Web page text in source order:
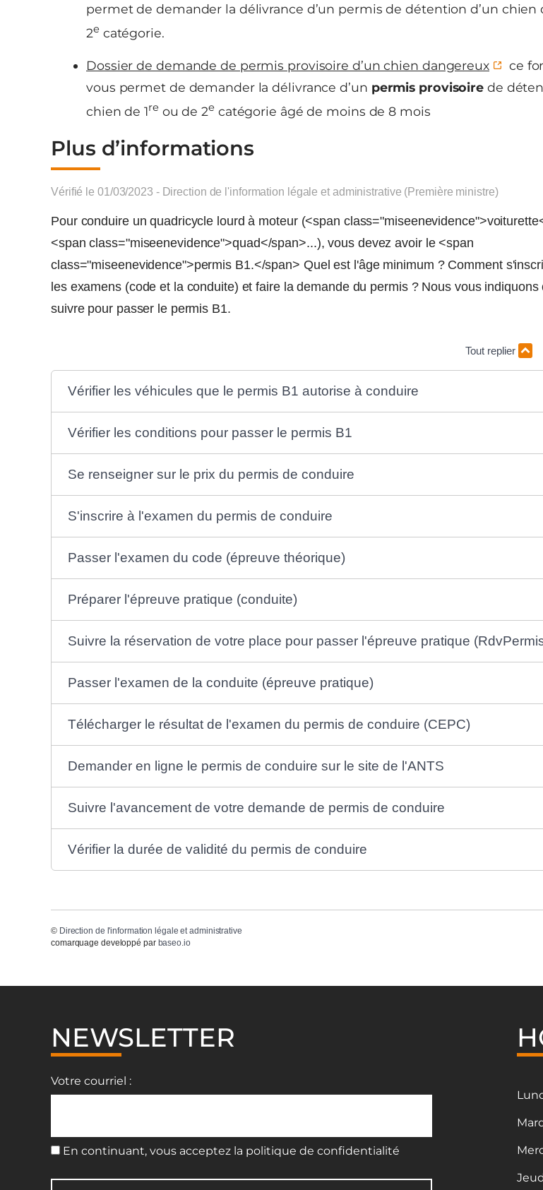
permet de demander la délivrance d’un permis de détention d’un chien
2e catégorie.
Dossier de demande de permis provisoire d’un chien dangereux
ce
vous permet de demander la délivrance d’un permis provisoire de
chien de 1re ou de 2e catégorie âgé de moins de 8 mois
Plus d’informations
Vérifié le 01/03/2023 - Direction de l'information légale et administrative (Première ministre)
Pour conduire un quadricycle lourd à moteur (<span
<span class="miseenevidence">quad</span>...), vous devez avoir le <span
class="miseenevidence">permis B1.</span> Quel est l'âge minimum ? Comment
les examens (code et la conduite) et faire la demande du permis ? Nous vous indiquons
suivre pour passer le permis B1.
Tout replier
Vérifier les véhicules que le permis B1 autorise à conduire
Vérifier les conditions pour passer le permis B1
Se renseigner sur le prix du permis de conduire
S'inscrire à l'examen du permis de conduire
Passer l'examen du code (épreuve théorique)
Préparer l'épreuve pratique (conduite)
Suivre la réservation de votre place pour passer l'épreuve pratique
Passer l'examen de la conduite (épreuve pratique)
Télécharger le résultat de l'examen du permis de conduire (CEPC)
Demander en ligne le permis de conduire sur le site de l'ANTS
Suivre l'avancement de votre demande de permis de conduire
Vérifier la durée de validité du permis de conduire
© Direction de l'information légale et administrative
comarquage developpé par baseo.io
NEWSLETTER
Votre courriel :
En continuant, vous acceptez la politique de confidentialité